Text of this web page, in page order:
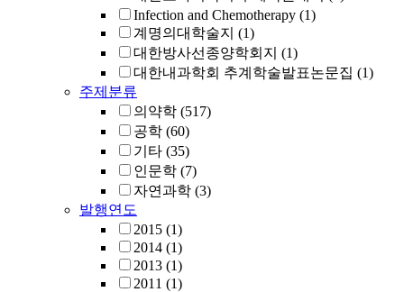
Infection and Chemotherapy (1)
계명의대학술지 (1)
대한방사선종양학회지 (1)
대한내과학회 추계학술발표논문집 (1)
주제분류
의약학 (517)
공학 (60)
기타 (35)
인문학 (7)
자연과학 (3)
발행연도
2015 (1)
2014 (1)
2013 (1)
2011 (1)